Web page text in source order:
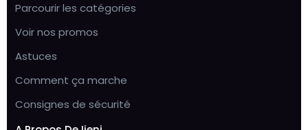
Parcourir les catégories
Voir nos promos
Astuces
Comment ça marche
Consignes de sécurité